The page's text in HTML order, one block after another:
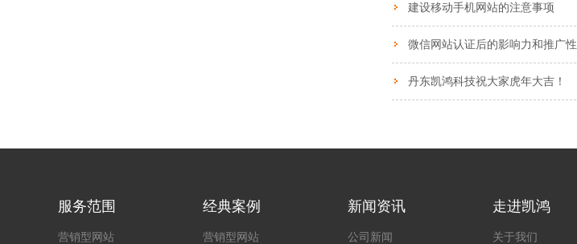
建设移动手机网站的注意事项
微信网站认证后的影响力和推广性
丹东凯鸿科技祝大家虎年大吉！
服务范围
营销型网站
经典案例
营销型网站
新闻资讯
公司新闻
走进凯鸿
关于我们